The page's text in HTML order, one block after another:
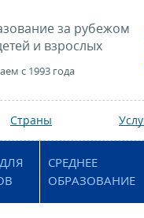
за рубежом
и взрослых
с 1993 года
Страны
СРЕДНЕЕ
ОБРАЗОВАНИЕ